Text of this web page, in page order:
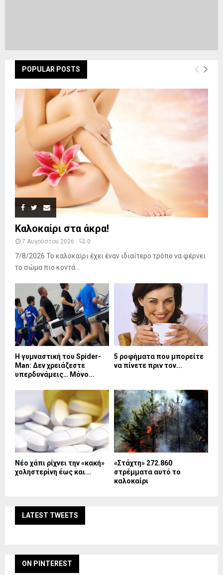
POPULAR POSTS
Καλοκαίρι στα άκρα!
7 Αυγούστου 2026 0
7/8/2026 Το καλοκαίρι έχει έναν ιδιαίτερο τρόπο να φέρνει
το σώμα πιο κοντά...
Η γυμναστική του Spider-
Man: Δεν χρειάζεστε
υπερδυνάμεις… Μόνο...
5 ροφήματα που μπορείτε
να πίνετε πριν τον...
Νέο χάπι ρίχνει την «κακή»
χοληστερίνη έως και...
«Στάχτη» 272.860
στρέμματα αυτό το
καλοκαίρι
LATEST TWEETS
ON PINTEREST